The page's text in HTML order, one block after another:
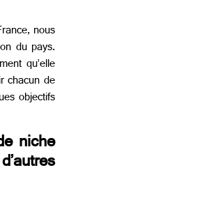
nous
du pays.
qu’elle
chacun de
objectifs
niche